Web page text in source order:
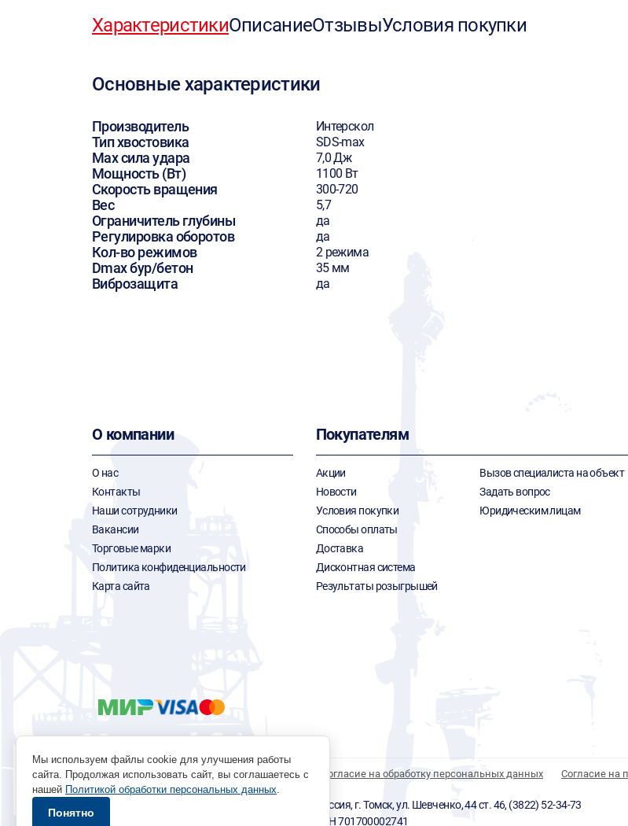
ХарактеристикиОписаниеОтзывыУсловия покупки
Основные характеристики
Производитель Интерскол
Тип хвостовика SDS-max
Max сила удара 7,0 Дж
Мощность (Вт) 1100 Вт
Скорость вращения 300-720
Вес 5,7
Ограничитель глубины да
Регулировка оборотов да
Кол-во режимов 2 режима
Dmax бур/бетон 35 мм
Виброзащита да
О компании
О нас
Контакты
Наши сотрудники
Вакансии
Торговые марки
Политика конфиденциальности
Карта сайта
Покупателям
Акции
Новости
Условия покупки
Способы оплаты
Доставка
Дисконтная система
Результаты розыгрышей
Вызов специалиста на объект
Задать вопрос
Юридическим лицам
Политика обработки персональных данных Согласие на обработку персональных данных Согласие на
© 1996 - 2026 инструмент парк «Мастер Плюс» Россия, г. Томск, ул. Шевченко, 44 ст. 46, (3822) 52-34-73
okp@masterplus.tomsk.ru ИП Брусницын Д.Н. ИНН 701700002741
Мы используем файлы cookie для улучшения работы
сайта. Продолжая использовать сайт, вы соглашаетесь с
нашей Политикой обработки персональных данных.
Понятно